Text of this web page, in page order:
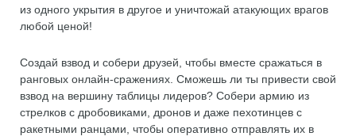
из одного укрытия в другое и уничтожай атакующих врагов
любой ценой!
Создай взвод и собери друзей, чтобы вместе сражаться в
ранговых онлайн-сражениях. Сможешь ли ты привести свой
взвод на вершину таблицы лидеров? Собери армию из
стрелков с дробовиками, дронов и даже пехотинцев с
ракетными ранцами, чтобы оперативно отправлять их в